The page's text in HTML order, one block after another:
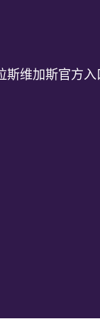
斯维加斯官方入